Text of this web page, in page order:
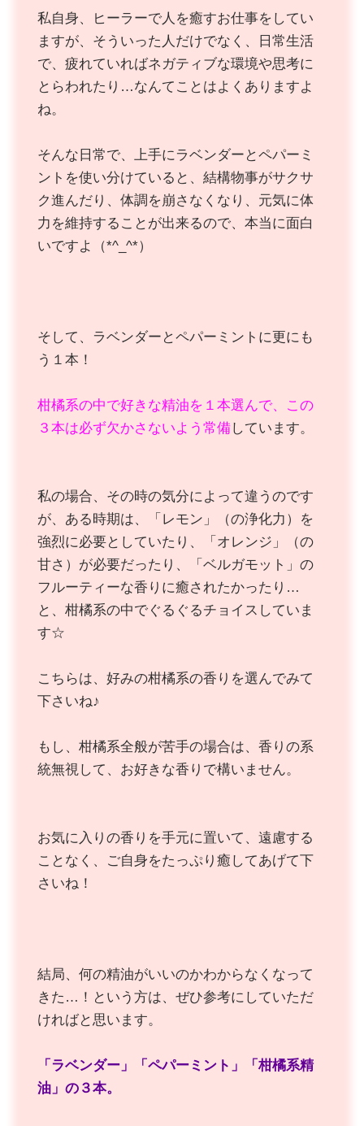
私自身、ヒーラーで人を癒すお仕事をしてい
ますが、そういった人だけでなく、日常生活
で、疲れていればネガティブな環境や思考に
とらわれたり…なんてことはよくありますよ
ね。
そんな日常で、上手にラベンダーとペパーミ
ントを使い分けていると、結構物事がサクサ
ク進んだり、体調を崩さなくなり、元気に体
力を維持することが出来るので、本当に面白
いですよ（*^_^*）
そして、ラベンダーとペパーミントに更にも
う１本！
柑橘系の中で好きな精油を１本選んで、この
３本は必ず欠かさないよう常備しています。
私の場合、その時の気分によって違うのです
が、ある時期は、「レモン」（の浄化力）を
強烈に必要としていたり、「オレンジ」（の
甘さ）が必要だったり、「ベルガモット」の
フルーティーな香りに癒されたかったり…
と、柑橘系の中でぐるぐるチョイスしていま
す☆
こちらは、好みの柑橘系の香りを選んでみて
下さいね♪
もし、柑橘系全般が苦手の場合は、香りの系
統無視して、お好きな香りで構いません。
お気に入りの香りを手元に置いて、遠慮する
ことなく、ご自身をたっぷり癒してあげて下
さいね！
結局、何の精油がいいのかわからなくなって
きた…！という方は、ぜひ参考にしていただ
ければと思います。
「ラベンダー」「ペパーミント」「柑橘系精
油」の３本。